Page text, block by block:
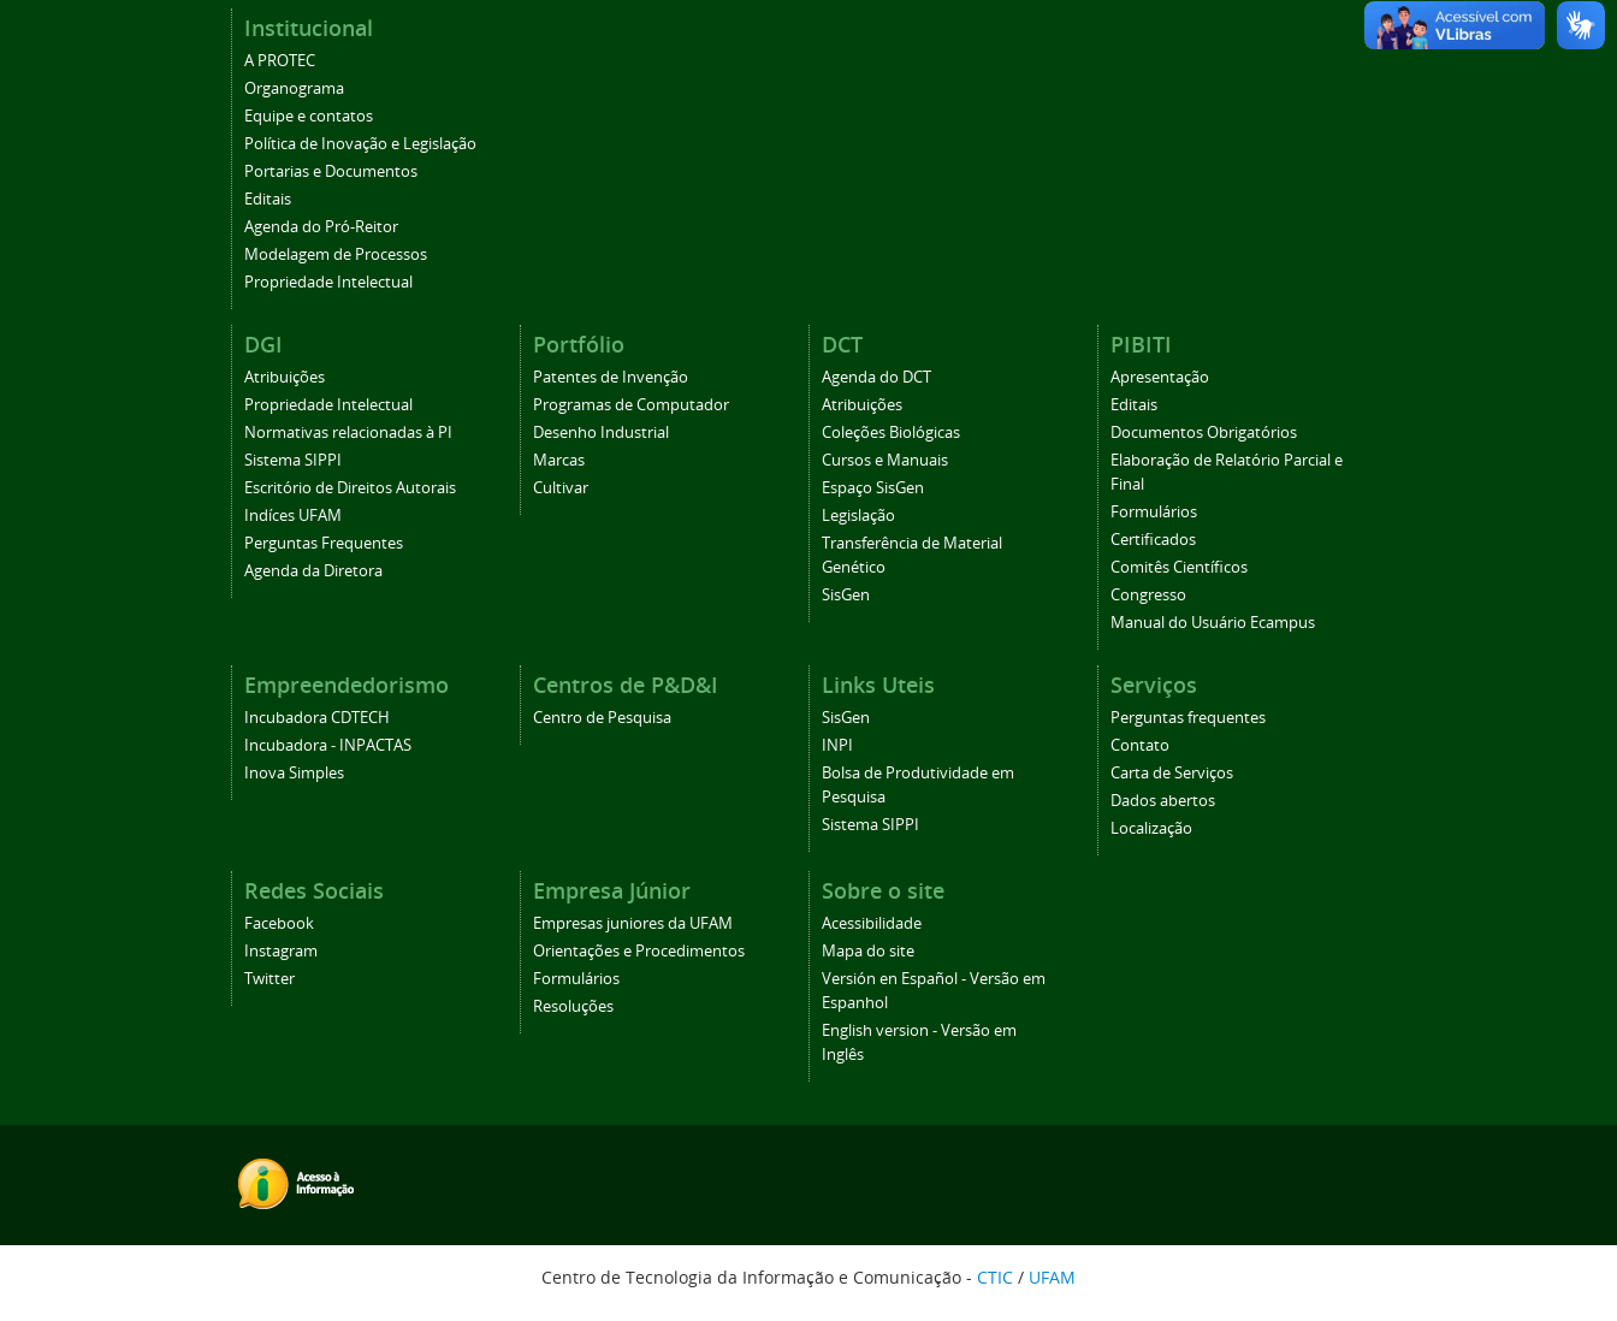
Institucional
A PROTEC
Organograma
Equipe e contatos
Política de Inovação e Legislação
Portarias e Documentos
Editais
Agenda do Pró-Reitor
Modelagem de Processos
Propriedade Intelectual
DGI
Atribuições
Propriedade Intelectual
Normativas relacionadas à PI
Sistema SIPPI
Escritório de Direitos Autorais
Indíces UFAM
Perguntas Frequentes
Agenda da Diretora
Portfólio
Patentes de Invenção
Programas de Computador
Desenho Industrial
Marcas
Cultivar
DCT
Agenda do DCT
Atribuições
Coleções Biológicas
Cursos e Manuais
Espaço SisGen
Legislação
Transferência de Material
Genético
SisGen
PIBITI
Apresentação
Editais
Documentos Obrigatórios
Elaboração de Relatório Parcial e
Final
Formulários
Certificados
Comitês Científicos
Congresso
Manual do Usuário Ecampus
Empreendedorismo
Incubadora CDTECH
Incubadora - INPACTAS
Inova Simples
Centros de P&D&I
Centro de Pesquisa
Links Uteis
SisGen
INPI
Bolsa de Produtividade em
Pesquisa
Sistema SIPPI
Serviços
Perguntas frequentes
Contato
Carta de Serviços
Dados abertos
Localização
Redes Sociais
Facebook
Instagram
Twitter
Empresa Júnior
Empresas juniores da UFAM
Orientações e Procedimentos
Formulários
Resoluções
Sobre o site
Acessibilidade
Mapa do site
Versión en Español - Versão em
Espanhol
English version - Versão em
Inglês
Centro de Tecnologia da Informação e Comunicação - CTIC / UFAM